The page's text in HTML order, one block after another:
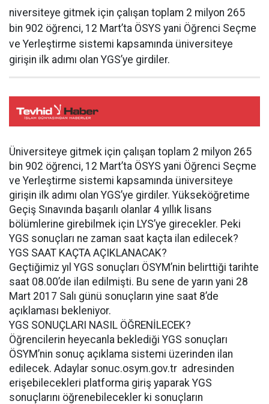
niversiteye gitmek için çalışan toplam 2 milyon 265
bin 902 öğrenci, 12 Mart’ta ÖSYS yani Öğrenci Seçme
ve Yerleştirme sistemi kapsamında üniversiteye
girişin ilk adımı olan YGS’ye girdiler.
Üniversiteye gitmek için çalışan toplam 2 milyon 265
bin 902 öğrenci, 12 Mart’ta ÖSYS yani Öğrenci Seçme
ve Yerleştirme sistemi kapsamında üniversiteye
girişin ilk adımı olan YGS’ye girdiler. Yükseköğretime
Geçiş Sınavında başarılı olanlar 4 yıllık lisans
bölümlerine girebilmek için LYS’ye girecekler. Peki
YGS sonuçları ne zaman saat kaçta ilan edilecek?
YGS SAAT KAÇTA AÇIKLANACAK?
Geçtiğimiz yıl YGS sonuçları ÖSYM’nin belirttiği tarihte
saat 08.00’de ilan edilmişti. Bu sene de yarın yani 28
Mart 2017 Salı günü sonuçların yine saat 8’de
açıklaması bekleniyor.
YGS SONUÇLARI NASIL ÖĞRENİLECEK?
Öğrencilerin heyecanla beklediği YGS sonuçları
ÖSYM’nin sonuç açıklama sistemi üzerinden ilan
edilecek. Adaylar sonuc.osym.gov.tr adresinden
erişebilecekleri platforma giriş yaparak YGS
sonuçlarını öğrenebilecekler ki sonuçların